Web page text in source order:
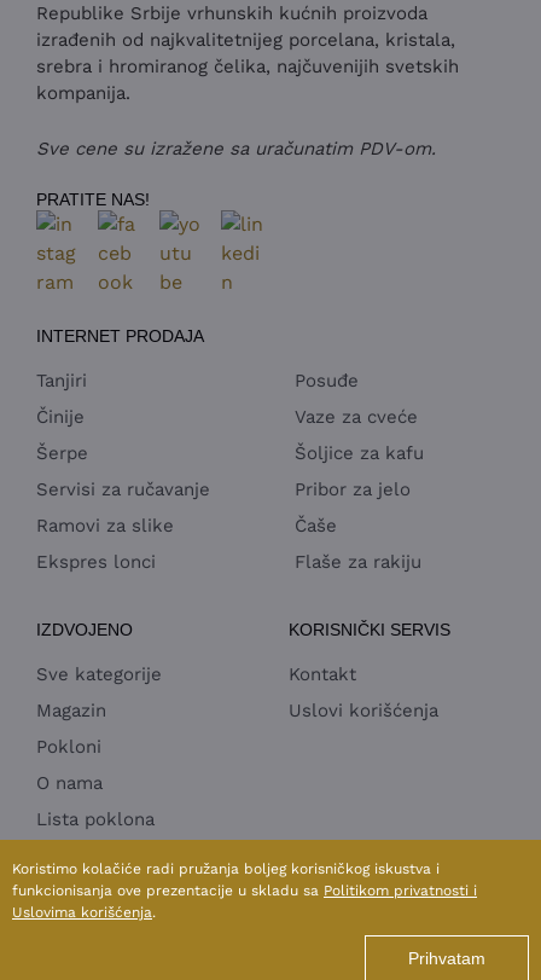
Republike Srbije vrhunskih kućnih proizvoda
izrađenih od najkvalitetnijeg porcelana, kristala,
srebra i hromiranog čelika, najčuvenijih svetskih
kompanija.
Sve cene su izražene sa uračunatim PDV-om.
PRATITE NAS!
INTERNET PRODAJA
Tanjiri
Činije
Šerpe
Servisi za ručavanje
Ramovi za slike
Ekspres lonci
Posuđe
Vaze za cveće
Šoljice za kafu
Pribor za jelo
Čaše
Flaše za rakiju
IZDVOJENO
Sve kategorije
Magazin
Pokloni
O nama
Lista poklona
KORISNIČKI SERVIS
Kontakt
Uslovi korišćenja
Koristimo kolačiće radi pružanja boljeg korisničkog iskustva i
funkcionisanja ove prezentacije u skladu sa Politikom privatnosti i
Uslovima korišćenja.
Prihvatam